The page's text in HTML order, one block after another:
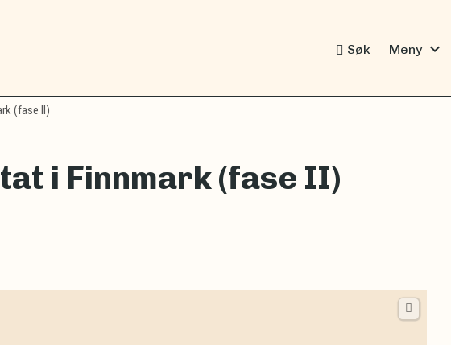
Søk Meny expand_more
(fase II)
i Finnmark (fase II)